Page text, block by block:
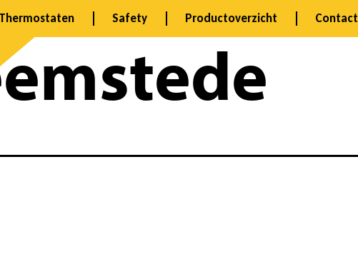
Thermostaten Safety Productoverzicht Contact